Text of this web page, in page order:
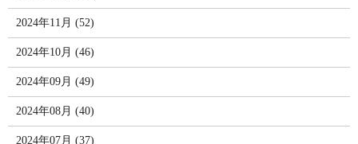
2024年11月 (52)
2024年10月 (46)
2024年09月 (49)
2024年08月 (40)
2024年07月 (37)